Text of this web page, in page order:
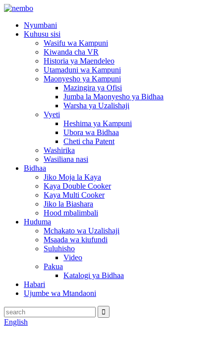
Nyumbani
Kuhusu sisi
Wasifu wa Kampuni
Kiwanda cha VR
Historia ya Maendeleo
Utamaduni wa Kampuni
Maonyesho ya Kampuni
Mazingira ya Ofisi
Jumba la Maonyesho ya Bidhaa
Warsha ya Uzalishaji
Vyeti
Heshima ya Kampuni
Ubora wa Bidhaa
Cheti cha Patent
Washirika
Wasiliana nasi
Bidhaa
Jiko Moja la Kaya
Kaya Double Cooker
Kaya Multi Cooker
Jiko la Biashara
Hood mbalimbali
Huduma
Mchakato wa Uzalishaji
Msaada wa kiufundi
Suluhisho
Video
Pakua
Katalogi ya Bidhaa
Habari
Ujumbe wa Mtandaoni
English